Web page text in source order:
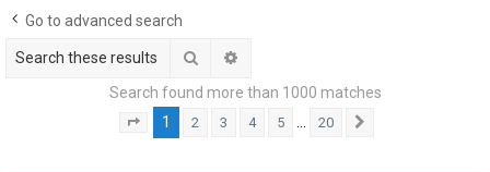
Go to advanced search
Search
Search found more than 1000 matches
Page of 20
1 2 3 4 5 20